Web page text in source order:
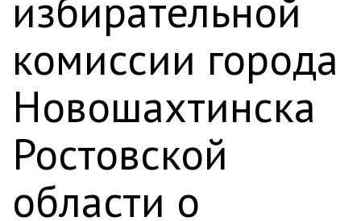
избирательной
комиссии города
Новошахтинска
Ростовской
области о